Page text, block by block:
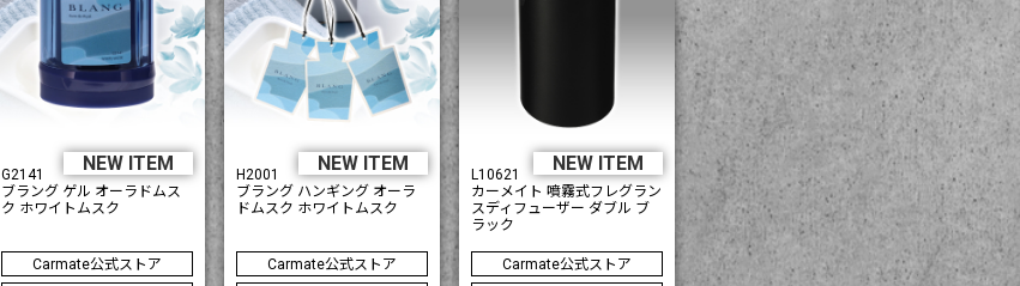
NEW ITEM
G2141
ブラング ゲル オーラドムス
ク ホワイトムスク
Carmate公式ストア
NEW ITEM
H2001
ブラング ハンギング オーラ
ドムスク ホワイトムスク
Carmate公式ストア
NEW ITEM
L10621
カーメイト 噴霧式フレグラン
スディフューザー ダブル ブ
ラック
Carmate公式ストア